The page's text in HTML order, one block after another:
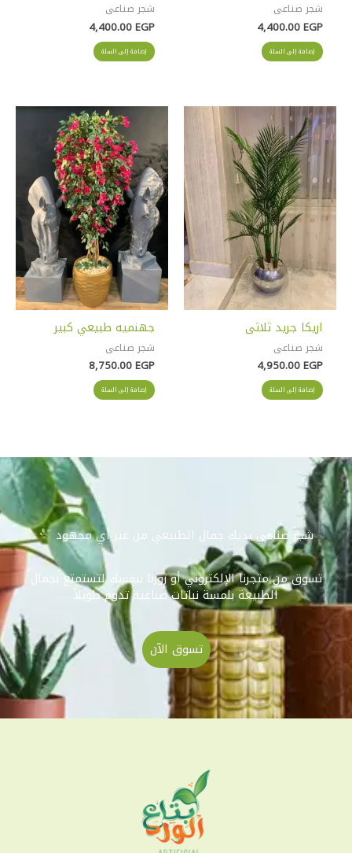
شجر صناعى
4,400.00EGP
إضافة إلى السلة
شجر صناعى
4,400.00EGP
إضافة إلى السلة
اريكا جريد ثلاثى
شجر صناعى
4,950.00EGP
إضافة إلى السلة
جهنميه طبيعي كبير
شجر صناعى
8,750.00EGP
إضافة إلى السلة
شجر صناعي يديك جمال الطبيعي من غير أي مجهود
تسوق من متجرنا الإلكتروني أو زورنا بنفسك لتستمتع بجمال
الطبيعة بلمسة نباتات صناعية تدوم طويلاً
تسوق الآن